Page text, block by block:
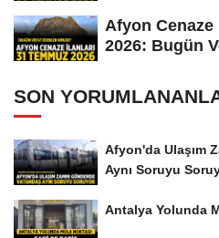
Afyon Cenaze
2026: Bugün
SON
Afyon'da Ulaşım
Aynı Soruyu
Antalya Yolunda